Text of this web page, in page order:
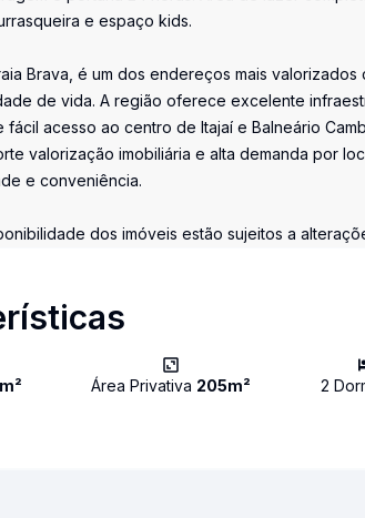
e espaço kids.
Brava, é um dos endereços mais
de vida. A região oferece excelente
fácil acesso ao centro de Itajaí e Balneário
valorização imobiliária e alta demanda por
e conveniência.
dos imóveis estão sujeitos a
m² Área Privativa 205m² 2